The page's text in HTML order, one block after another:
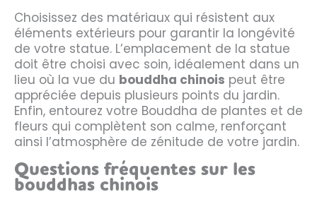
Choisissez des matériaux qui résistent aux
éléments extérieurs pour garantir la longévité
de votre statue. L’emplacement de la statue
doit être choisi avec soin, idéalement dans un
lieu où la vue du bouddha chinois peut être
appréciée depuis plusieurs points du jardin.
Enfin, entourez votre Bouddha de plantes et de
fleurs qui complètent son calme, renforçant
ainsi l’atmosphère de zénitude de votre jardin.
Questions fréquentes sur les
bouddhas chinois